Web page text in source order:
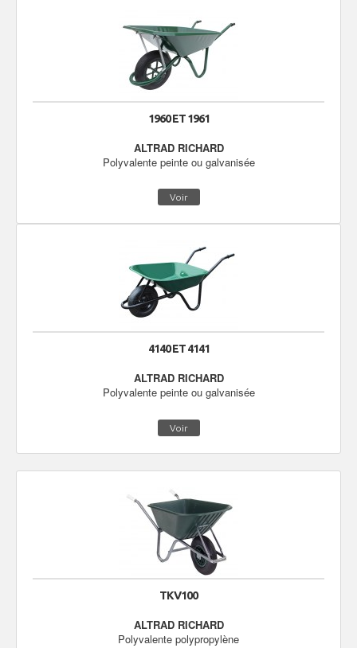
1960 ET 1961
ALTRAD RICHARD
Polyvalente peinte ou galvanisée
Voir
4140 ET 4141
ALTRAD RICHARD
Polyvalente peinte ou galvanisée
Voir
TKV100
ALTRAD RICHARD
Polyvalente polypropylène